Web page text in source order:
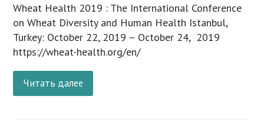
Wheat Health 2019 : The International Conference
on Wheat Diversity and Human Health Istanbul,
Turkey: October 22, 2019 – October 24, 2019
https://wheat-health.org/en/
Читать далее